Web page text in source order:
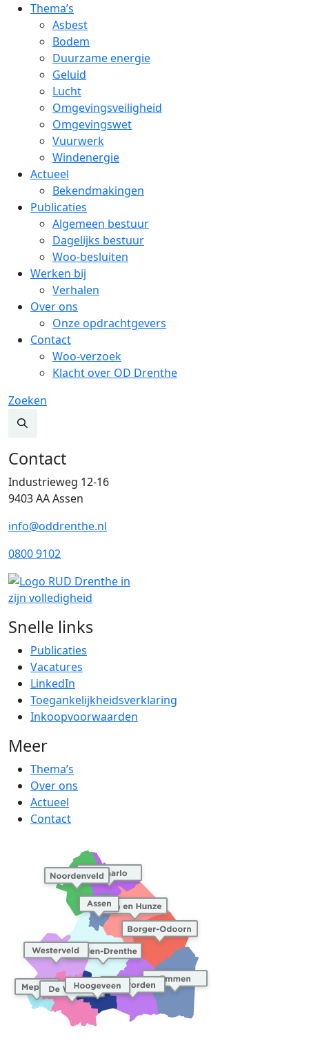
Thema’s
Asbest
Bodem
Duurzame energie
Geluid
Lucht
Omgevingsveiligheid
Omgevingswet
Vuurwerk
Windenergie
Actueel
Bekendmakingen
Publicaties
Algemeen bestuur
Dagelijks bestuur
Woo-besluiten
Werken bij
Verhalen
Over ons
Onze opdrachtgevers
Contact
Woo-verzoek
Klacht over OD Drenthe
Zoeken
Contact
Industrieweg 12-16
9403 AA Assen
info@oddrenthe.nl
0800 9102
Snelle links
Publicaties
Vacatures
LinkedIn
Toegankelijkheidsverklaring
Inkoopvoorwaarden
Meer
Thema’s
Over ons
Actueel
Contact